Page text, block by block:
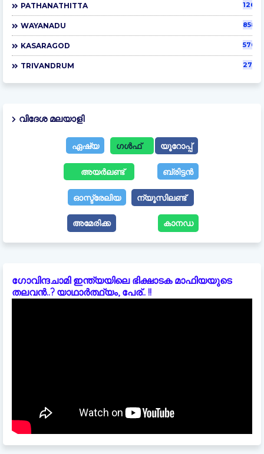
PATHANATHITTA 1261
WAYANADU 858
KASARAGOD 570
TRIVANDRUM 275
വിദേശ മലയാളി
ഏഷ്യ ഗൾഫ് യൂറോപ്പ്
അയർലണ്ട് ബ്രിട്ടൻ
ഓസ്ട്രേലിയ ന്യൂസിലണ്ട്
അമേരിക്ക കാനഡ
ഗോവിന്ദചാമി ഇന്ത്യയിലെ ഭിക്ഷാടക മാഫിയയുടെ
തലവൻ..? യാഥാർത്ഥ്യം, പേര്.. !!